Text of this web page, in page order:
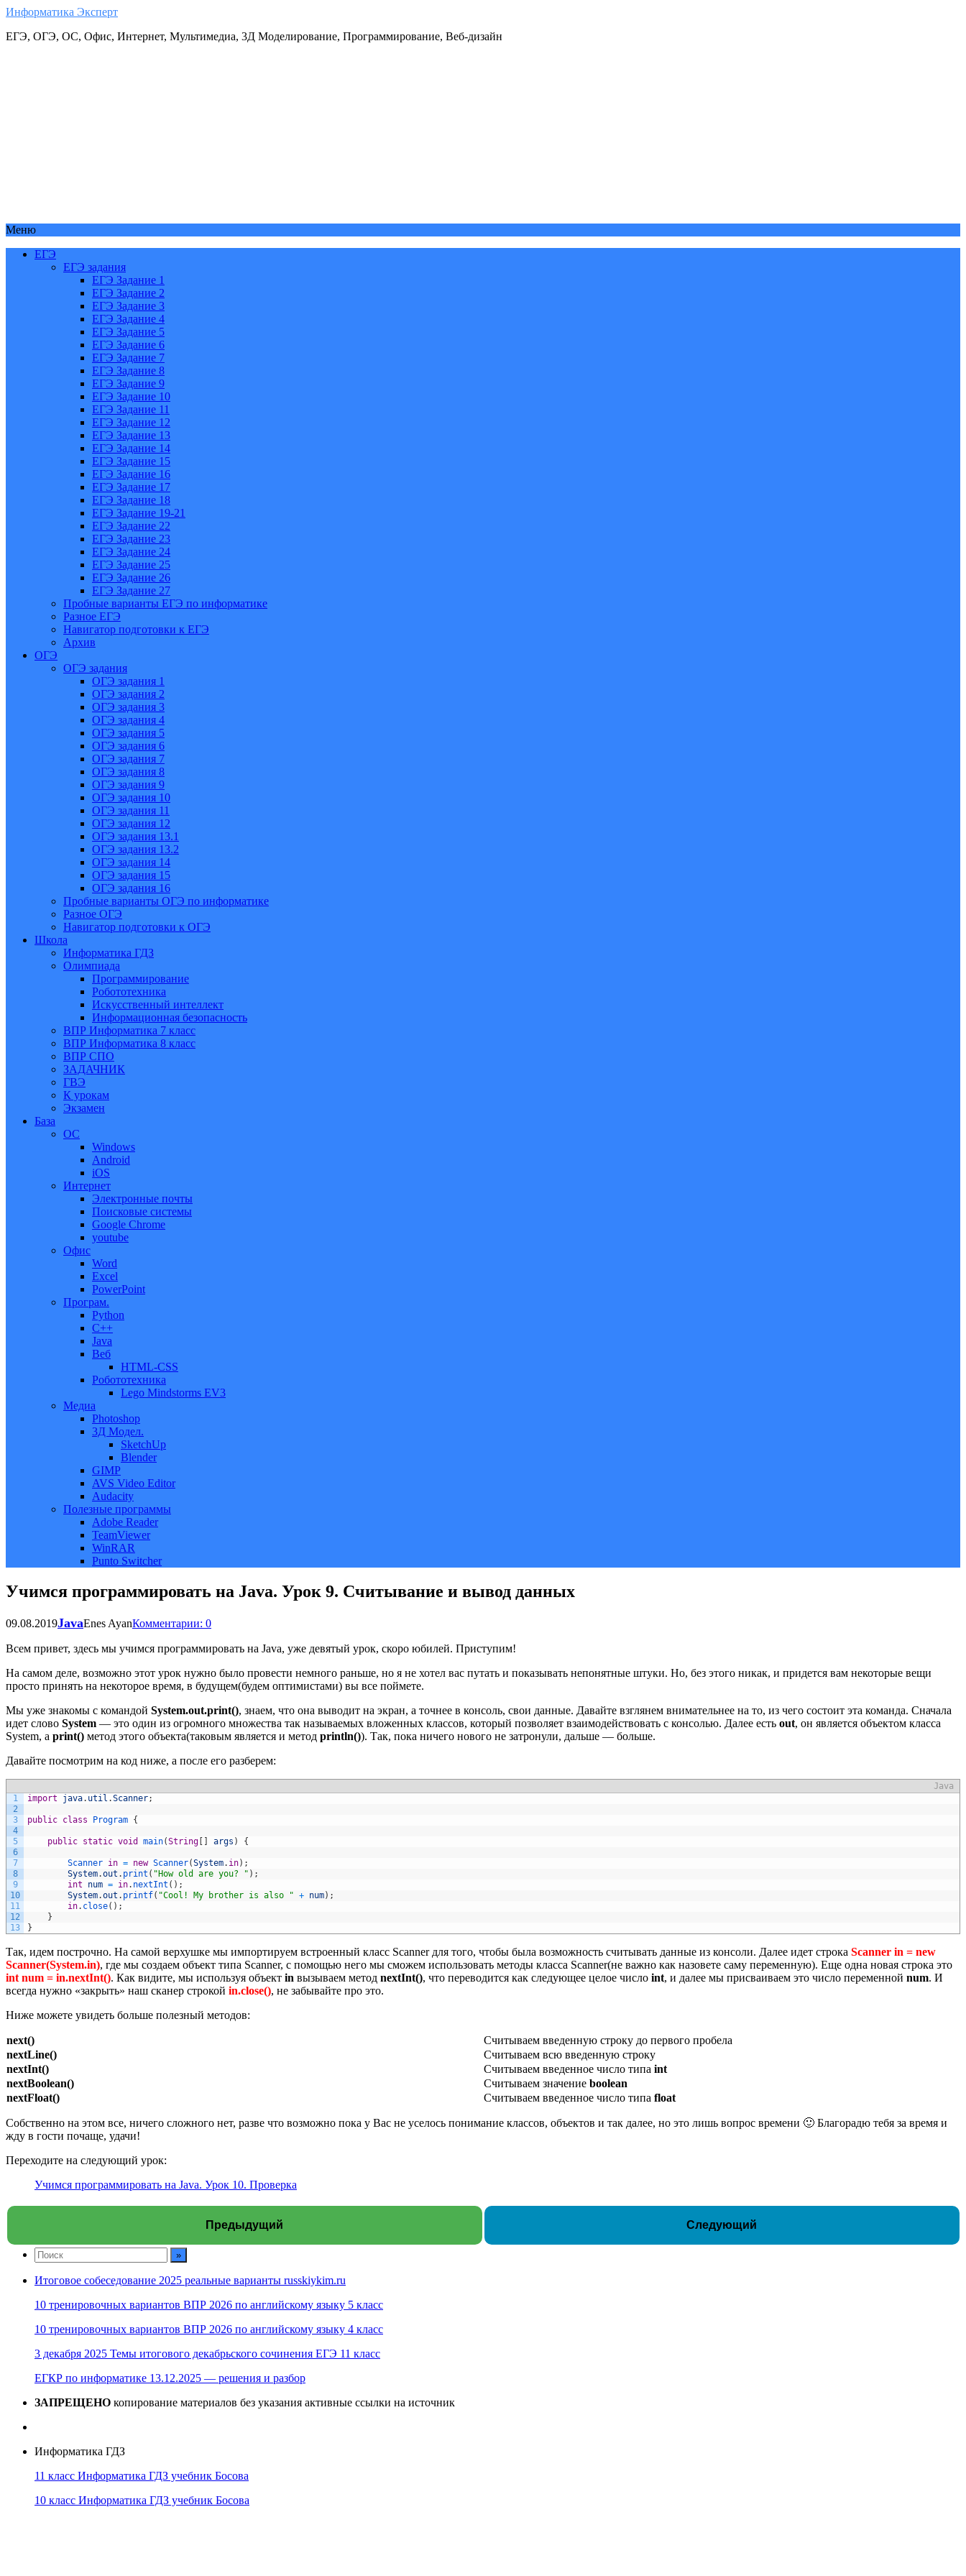
Информатика Эксперт
ЕГЭ, ОГЭ, ОС, Офис, Интернет, Мультимедиа, 3Д Моделирование, Программирование, Веб-дизайн
Меню
ЕГЭ
ЕГЭ задания
ЕГЭ Задание 1
ЕГЭ Задание 2
ЕГЭ Задание 3
ЕГЭ Задание 4
ЕГЭ Задание 5
ЕГЭ Задание 6
ЕГЭ Задание 7
ЕГЭ Задание 8
ЕГЭ Задание 9
ЕГЭ Задание 10
ЕГЭ Задание 11
ЕГЭ Задание 12
ЕГЭ Задание 13
ЕГЭ Задание 14
ЕГЭ Задание 15
ЕГЭ Задание 16
ЕГЭ Задание 17
ЕГЭ Задание 18
ЕГЭ Задание 19-21
ЕГЭ Задание 22
ЕГЭ Задание 23
ЕГЭ Задание 24
ЕГЭ Задание 25
ЕГЭ Задание 26
ЕГЭ Задание 27
Пробные варианты ЕГЭ по информатике
Разное ЕГЭ
Навигатор подготовки к ЕГЭ
Архив
ОГЭ
ОГЭ задания
ОГЭ задания 1
ОГЭ задания 2
ОГЭ задания 3
ОГЭ задания 4
ОГЭ задания 5
ОГЭ задания 6
ОГЭ задания 7
ОГЭ задания 8
ОГЭ задания 9
ОГЭ задания 10
ОГЭ задания 11
ОГЭ задания 12
ОГЭ задания 13.1
ОГЭ задания 13.2
ОГЭ задания 14
ОГЭ задания 15
ОГЭ задания 16
Пробные варианты ОГЭ по информатике
Разное ОГЭ
Навигатор подготовки к ОГЭ
Школа
Информатика ГДЗ
Олимпиада
Программирование
Робототехника
Искусственный интеллект
Информационная безопасность
ВПР Информатика 7 класс
ВПР Информатика 8 класс
ВПР СПО
ЗАДАЧНИК
ГВЭ
К урокам
Экзамен
База
ОС
Windows
Android
iOS
Интернет
Электронные почты
Поисковые системы
Google Chrome
youtube
Офис
Word
Excel
PowerPoint
Програм.
Python
C++
Java
Веб
HTML-CSS
Робототехника
Lego Mindstorms EV3
Медиа
Photoshop
3Д Модел.
SketchUp
Blender
GIMP
AVS Video Editor
Audacity
Полезные программы
Adobe Reader
TeamViewer
WinRAR
Punto Switcher
Учимся программировать на Java. Урок 9. Считывание и вывод данных
09.08.2019JavaEnes AyanКомментарии: 0
Всем привет, здесь мы учимся программировать на Java, уже девятый урок, скоро юбилей. Приступим!
На самом деле, возможно этот урок нужно было провести немного раньше, но я не хотел вас путать и показывать непонятные штуки. Но, без этого никак, и придется вам некоторые вещи
просто принять на некоторое время, в будущем(будем оптимистами) вы все поймете.
Мы уже знакомы с командой System.out.print(), знаем, что она выводит на экран, а точнее в консоль, свои данные. Давайте взглянем внимательнее на то, из чего состоит эта команда. Сначала
идет слово System — это один из огромного множества так называемых вложенных классов, который позволяет взаимодействовать с консолью. Далее есть out, он является объектом класса
System, а print() метод этого объекта(таковым является и метод println()). Так, пока ничего нового не затронули, дальше — больше.
Давайте посмотрим на код ниже, а после его разберем:
Java
1
2
3
4
5
6
7
8
9
10
11
12
13
import java. util .Scanner;
public class Program {
public static void main(String [ ] args ) {
Scanner in = new Scanner(System. in) ;
System.out . print ( "How old are you? " ) ;
int
num = in. nextInt ( ) ;
System.out . printf( "Cool! My brother is also " + num) ;
in. close( ) ;
}
}
Так, идем построчно. На самой верхушке мы импортируем встроенный класс Scanner для того, чтобы была возможность считывать данные из консоли. Далее идет строка Scanner in = new
Scanner(System.in), где мы создаем объект типа Scanner, с помощью него мы сможем использовать методы класса Scanner(не важно как назовете саму переменную). Еще одна новая строка это
int num = in.nextInt(). Как видите, мы используя объект in вызываем метод nextInt(), что переводится как следующее целое число int, и далее мы присваиваем это число переменной num. И
всегда нужно «закрыть» наш сканер строкой in.close(), не забывайте про это.
Ниже можете увидеть больше полезный методов:
next()
Считываем введенную строку до первого пробела
nextLine()
Считываем всю введенную строку
nextInt()
Считываем введенное число типа int
nextBoolean()
Считываем значение boolean
nextFloat()
Считываем введенное число типа float
Собственно на этом все, ничего сложного нет, разве что возможно пока у Вас не уселось понимание классов, объектов и так далее, но это лишь вопрос времени 🙂 Благорадю тебя за время и
жду в гости почаще, удачи!
Переходите на следующий урок:
Учимся программировать на Java. Урок 10. Проверка
Предыдущий Следующий
Итоговое собеседование 2025 реальные варианты russkiykim.ru
10 тренировочных вариантов ВПР 2026 по английскому языку 5 класс
10 тренировочных вариантов ВПР 2026 по английскому языку 4 класс
3 декабря 2025 Темы итогового декабрьского сочинения ЕГЭ 11 класс
ЕГКР по информатике 13.12.2025 — решения и разбор
ЗАПРЕЩЕНО копирование материалов без указания активные ссылки на источник
Информатика ГДЗ
11 класс Информатика ГДЗ учебник Босова
10 класс Информатика ГДЗ учебник Босова